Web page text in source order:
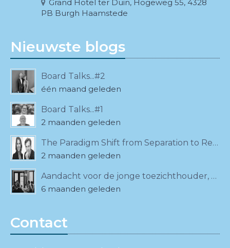
Grand Hotel ter Duin, Hogeweg 55, 4328
PB Burgh Haamstede
Nieuwste blogs
Board Talks...#2
één maand geleden
Board Talks...#1
2 maanden geleden
The Paradigm Shift from Separation to Relationality
2 maanden geleden
Aandacht voor de jonge toezichthouder, ook bij de VCTE!
6 maanden geleden
Contact